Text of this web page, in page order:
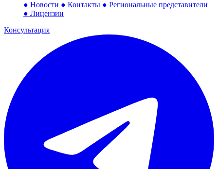
● Новости ● Контакты ● Региональные представители
● Лицензии
Консультация